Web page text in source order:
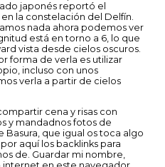
japonés reportó el
la constelación del Delfín.
nada ahora podemos ver
está en torno a 6, lo que
vista desde cielos oscuros.
forma de verla es utilizar
incluso con unos
verla a partir de cielos
cena y risas con
y mandadnos fotos de
Basura, que igual os toca algo
aquí los backlinks para
de. Guardar mi nombre,